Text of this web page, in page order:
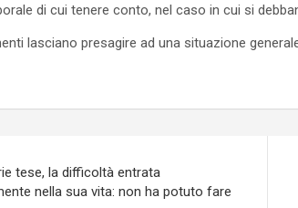
di cui tenere conto, nel caso in cui si
lasciano presagire ad una situazione
tese, la difficoltà entrata
nella sua vita: non ha potuto fare